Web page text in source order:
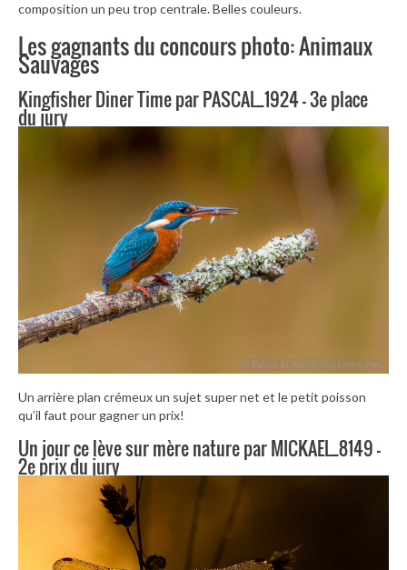
composition un peu trop centrale. Belles couleurs.
Les gagnants du concours photo: Animaux
Sauvages
Kingfisher Diner Time par PASCAL_1924 – 3e place
du jury
Un arrière plan crémeux un sujet super net et le petit poisson
qu’il faut pour gagner un prix!
Un jour ce lève sur mère nature par MICKAEL_8149 –
2e prix du jury